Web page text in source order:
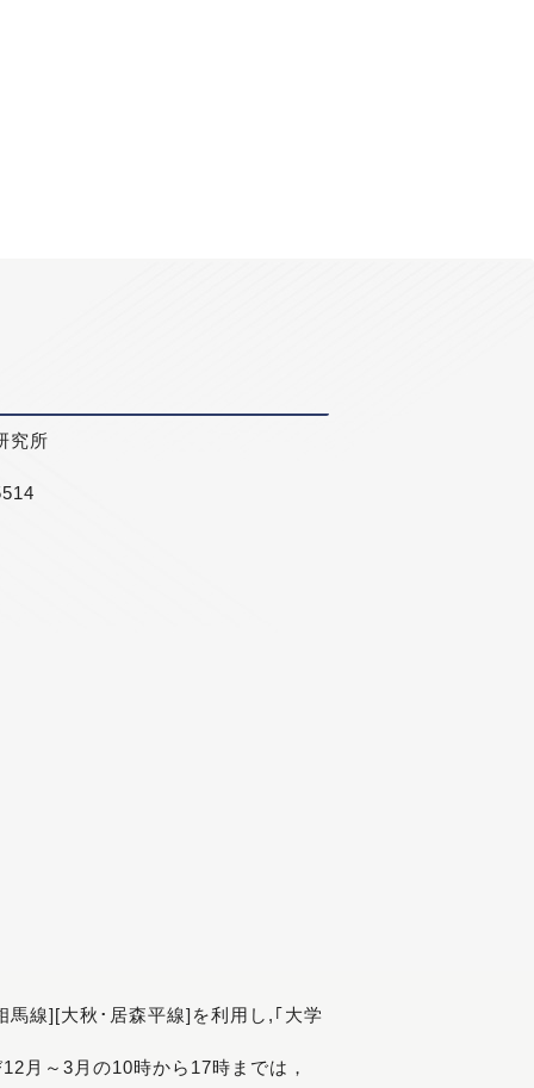
究所
線][大秋･居森平線]を利用し,｢大学
月～3月の10時から17時までは，